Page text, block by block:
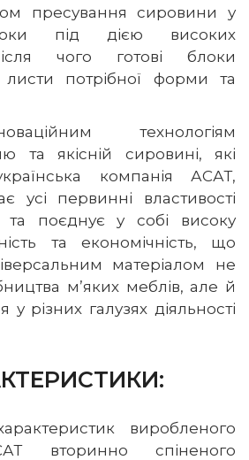
пресування сировини у
під дією високих
чого готові блоки
листи потрібної форми та
технологіям
та якісній сировині, які
компанія АСАТ,
усі первинні властивості
та поєднує у собі високу
та економічність, що
матеріалом не
м’яких меблів, але й
у різних галузях діяльності
виробленого
вторинно спіненого